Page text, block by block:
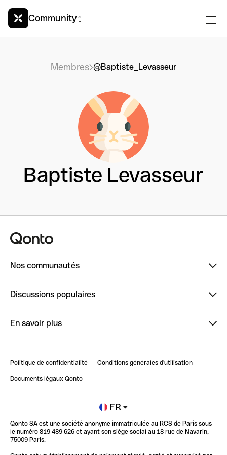
Community
Membres @Baptiste_Levasseur
Baptiste Levasseur
Nos communautés
ClubQonto
Discussions populaires
Impact de l'IA sur les carrières/productivité
En savoir plus
Blog
Newsroom
Glossaire finance
Politique de confidentialité Conditions générales d'utilisation
Documents légaux Qonto
FR
Qonto SA est une société anonyme immatriculée au RCS de Paris sous
le numéro 819 489 626 et ayant son siège social au 18 rue de Navarin,
75009 Paris.